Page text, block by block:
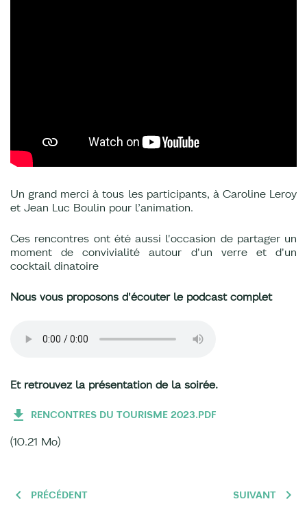
Un grand merci à tous les participants, à Caroline Leroy
et Jean Luc Boulin pour l’animation.
Ces rencontres ont été aussi l'occasion de partager un
moment de convivialité autour d'un verre et d'un
cocktail dinatoire
Nous vous proposons d'écouter le podcast complet
Et retrouvez la présentation de la soirée.
RENCONTRES DU TOURISME 2023.PDF
(10.21 Mo)
PRÉCÉDENT SUIVANT